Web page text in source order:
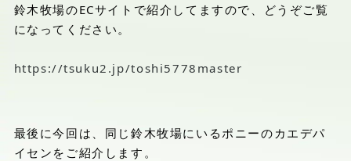
鈴木牧場のECサイトで紹介してますので、どうぞご覧
になってください。
https://tsuku2.jp/toshi5778master
最後に今回は、同じ鈴木牧場にいるポニーのカエデパ
イセンをご紹介します。